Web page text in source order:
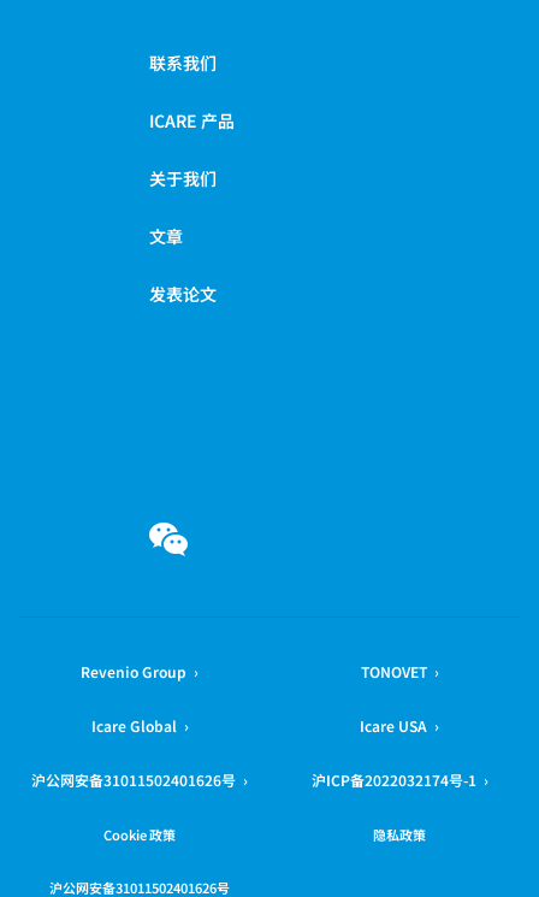
联系我们
ICARE 产品
关于我们
文章
发表论文
Revenio Group › TONOVET ›
Icare Global › Icare USA ›
沪公网安备31011502401626号 › 沪ICP备2022032174号-1 ›
Cookie 政策 隐私政策
沪公网安备31011502401626号